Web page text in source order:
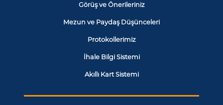
Görüş ve Önerileriniz
Mezun ve Paydaş Düşünceleri
Protokollerimiz
İhale Bilgi Sistemi
Akıllı Kart Sistemi